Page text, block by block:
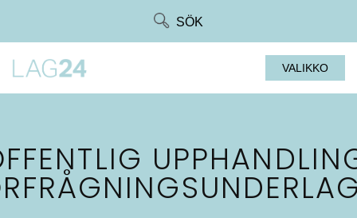
SÖK
VALIKKO